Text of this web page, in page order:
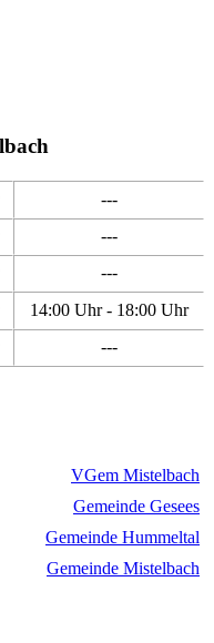
---
---
---
14:00 Uhr - 18:00 Uhr
---
VGem Mistelbach
Gemeinde Gesees
Gemeinde Hummeltal
Gemeinde Mistelbach